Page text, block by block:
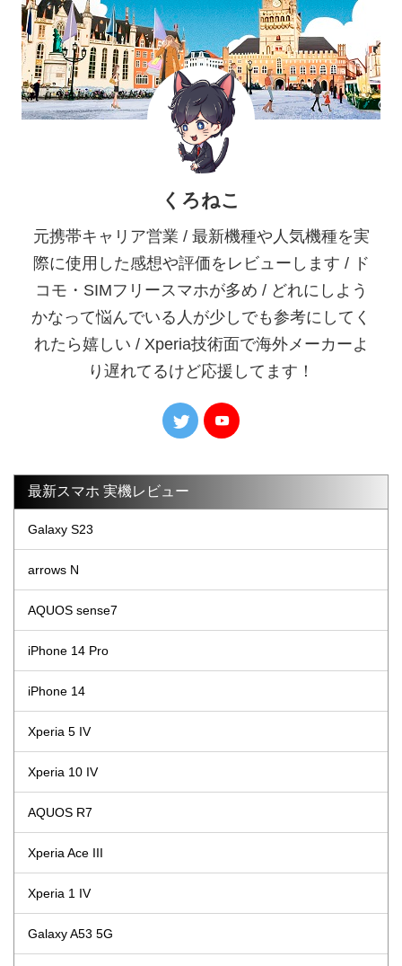
くろねこ
元携帯キャリア営業 / 最新機種や人気機種を実
際に使用した感想や評価をレビューします / ド
コモ・SIMフリースマホが多め / どれにしよう
かなって悩んでいる人が少しでも参考にしてく
れたら嬉しい / Xperia技術面で海外メーカーよ
り遅れてるけど応援してます！
最新スマホ 実機レビュー
Galaxy S23
arrows N
AQUOS sense7
iPhone 14 Pro
iPhone 14
Xperia 5 IV
Xperia 10 IV
AQUOS R7
Xperia Ace III
Xperia 1 IV
Galaxy A53 5G